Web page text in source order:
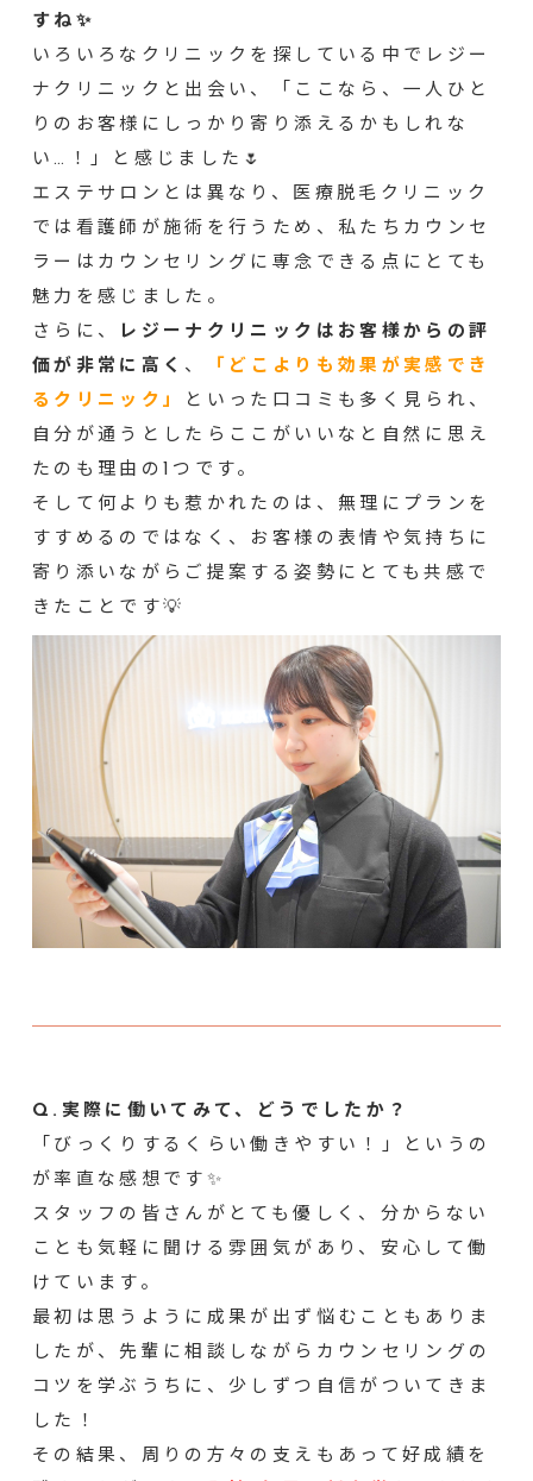
すね✨
いろいろなクリニックを探している中でレジー
ナクリニックと出会い、「ここなら、一人ひと
りのお客様にしっかり寄り添えるかもしれな
い…！」と感じました🌷
エステサロンとは異なり、医療脱毛クリニック
では看護師が施術を行うため、私たちカウンセ
ラーはカウンセリングに専念できる点にとても
魅力を感じました。
さらに、
レジーナクリニックはお客様からの評
価が非常に高く 、
「どこよりも効果が実感でき
るクリニック」
といった口コミも多く見られ、
自分が通うとしたらここがいいなと自然に思え
たのも理由の1つです。
そして何よりも惹かれたのは、無理にプランを
すすめるのではなく、お客様の表情や気持ちに
寄り添いながらご提案する姿勢にとても共感で
きたことです💡
Q.実際に働いてみて、どうでしたか？
「びっくりするくらい働きやすい！」というの
が率直な感想です✨
スタッフの皆さんがとても優しく、分からない
ことも気軽に聞ける雰囲気があり、安心して働
けています。
最初は思うように成果が出ず悩むこともありま
したが、先輩に相談しながらカウンセリングの
コツを学ぶうちに、少しずつ自信がついてきま
した！
その結果、周りの方々の支えもあって好成績を